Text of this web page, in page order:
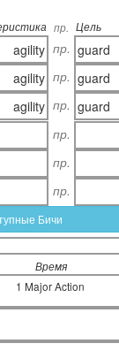
пр. Цель
agility пр. guard
agility пр. guard
agility пр. guard
пр.
пр.
пр.
Бичи
Время
1 Major Action